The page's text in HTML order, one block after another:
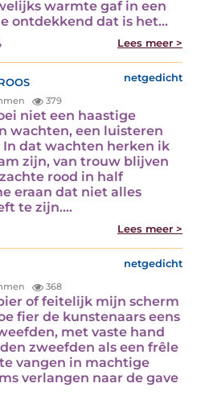
warmte gaf in een
ontdekkend dat is het…
Lees meer >
netgedicht
379
niet een haastige
wachten, een luisteren
dat wachten herken ik
zijn, van trouw blijven
rood in half
eraan dat niet alles
te zijn.…
Lees meer >
netgedicht
368
of feitelijk mijn scherm
fier de kunstenaars eens
met vaste hand
zweefden als een frêle
vangen in machtige
verlangen naar de gave